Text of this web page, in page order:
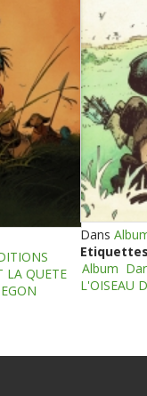
LA QUETE
Dans
Album
L'OISEAU